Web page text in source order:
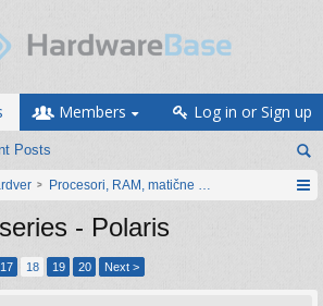
Posts
Members Log in or Sign up
Procesori, RAM, matične ploče i grafičke
- Polaris
17 18 19 20 Next >